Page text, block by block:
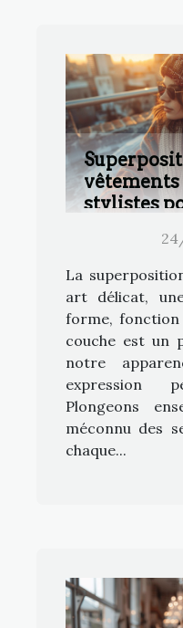
vêtements
stylistes
La
art délicat,
forme, fonction
couche est un
notre
expression
Plongeons
méconnu des
chaque...